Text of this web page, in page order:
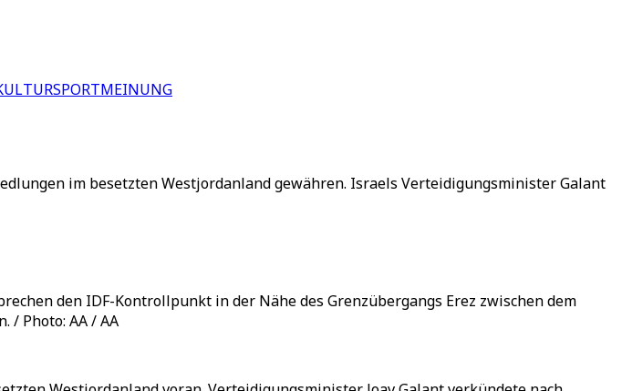
SPORTMEINUNG
im besetzten Westjordanland gewähren. Israels Verteidigungsminister Galant
den IDF-Kontrollpunkt in der Nähe des Grenzübergangs Erez zwischen dem
/ Photo: AA / AA